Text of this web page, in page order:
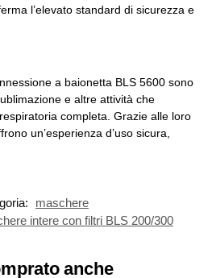
l’elevato standard di sicurezza e
a baionetta BLS 5600 sono
e altre attività che
completa. Grazie alle loro
un’esperienza d’uso sicura,
maschere
intere con filtri BLS 200/300
anche